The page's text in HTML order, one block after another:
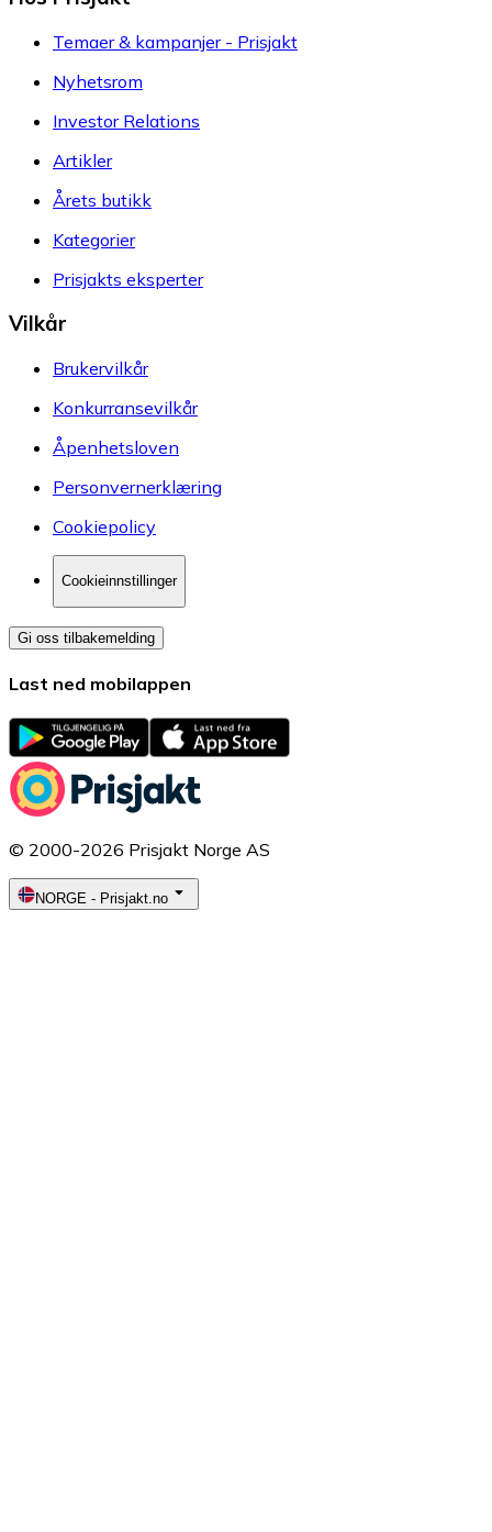
Temaer & kampanjer - Prisjakt
Nyhetsrom
Investor Relations
Artikler
Årets butikk
Kategorier
Prisjakts eksperter
Vilkår
Brukervilkår
Konkurransevilkår
Åpenhetsloven
Personvernerklæring
Cookiepolicy
Cookieinnstillinger
Gi oss tilbakemelding
Last ned mobilappen
© 2000-2026 Prisjakt Norge AS
NORGE - Prisjakt.no